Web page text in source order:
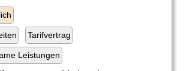
Tarifvertrag
Leistungen